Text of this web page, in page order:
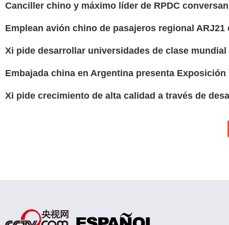
Canciller chino y máximo líder de RPDC
Emplean avión chino de pasajeros regional
Xi pide desarrollar universidades de clase
Embajada china en Argentina presenta
Xi pide crecimiento de alta calidad a través de